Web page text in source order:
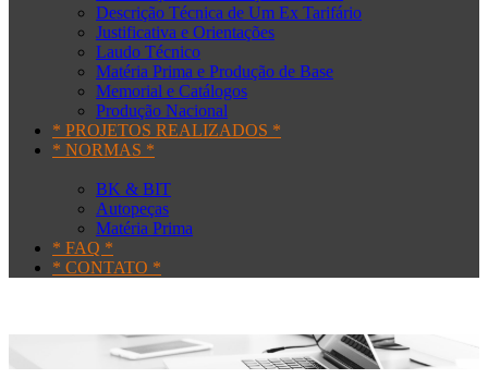
Descrição Técnica de Um Ex Tarifário
Justificativa e Orientações
Laudo Técnico
Matéria Prima e Produção de Base
Memorial e Catálogos
Produção Nacional
* PROJETOS REALIZADOS *
* NORMAS *
BK & BIT
Autopeças
Matéria Prima
* FAQ *
* CONTATO *